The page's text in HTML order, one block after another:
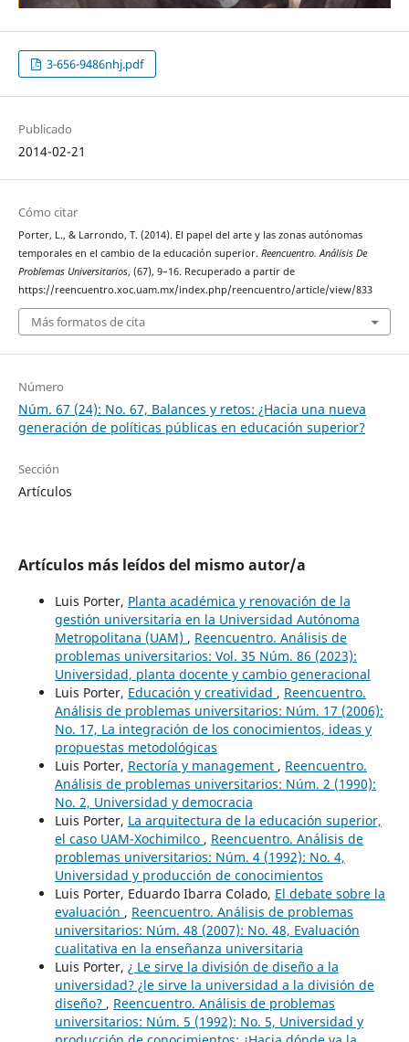
3-656-9486nhj.pdf
Publicado
2014-02-21
Cómo citar
Porter, L., & Larrondo, T. (2014). El papel del arte y las zonas autónomas
temporales en el cambio de la educación superior. Reencuentro. Análisis De
Problemas Universitarios, (67), 9–16. Recuperado a partir de
https://reencuentro.xoc.uam.mx/index.php/reencuentro/article/view/833
Más formatos de cita
Número
Núm. 67 (24): No. 67, Balances y retos: ¿Hacia una nueva
generación de políticas públicas en educación superior?
Sección
Artículos
Artículos más leídos del mismo autor/a
Luis Porter, Planta académica y renovación de la
gestión universitaria en la Universidad Autónoma
Metropolitana (UAM) , Reencuentro. Análisis de
problemas universitarios: Vol. 35 Núm. 86 (2023):
Universidad, planta docente y cambio generacional
Luis Porter, Educación y creatividad , Reencuentro.
Análisis de problemas universitarios: Núm. 17 (2006):
No. 17, La integración de los conocimientos, ideas y
propuestas metodológicas
Luis Porter, Rectoría y management , Reencuentro.
Análisis de problemas universitarios: Núm. 2 (1990):
No. 2, Universidad y democracia
Luis Porter, La arquitectura de la educación superior,
el caso UAM-Xochimilco , Reencuentro. Análisis de
problemas universitarios: Núm. 4 (1992): No. 4,
Universidad y producción de conocimientos
Luis Porter, Eduardo Ibarra Colado, El debate sobre la
evaluación , Reencuentro. Análisis de problemas
universitarios: Núm. 48 (2007): No. 48, Evaluación
cualitativa en la enseñanza universitaria
Luis Porter, ¿ Le sirve la división de diseño a la
universidad? ¿le sirve la universidad a la división de
diseño? , Reencuentro. Análisis de problemas
universitarios: Núm. 5 (1992): No. 5, Universidad y